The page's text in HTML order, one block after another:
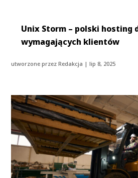
Unix Storm – polski hosting
wymagających klientów
utworzone przezRedakcja |lip 8, 2025